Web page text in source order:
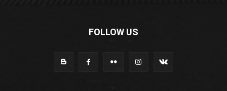
FOLLOW US